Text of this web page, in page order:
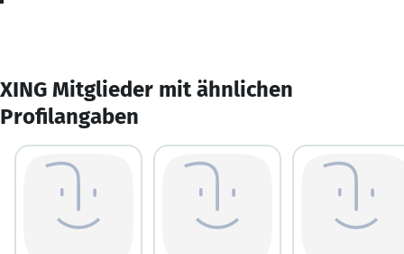
XING Mitglieder mit ähnlichen
Profilangaben